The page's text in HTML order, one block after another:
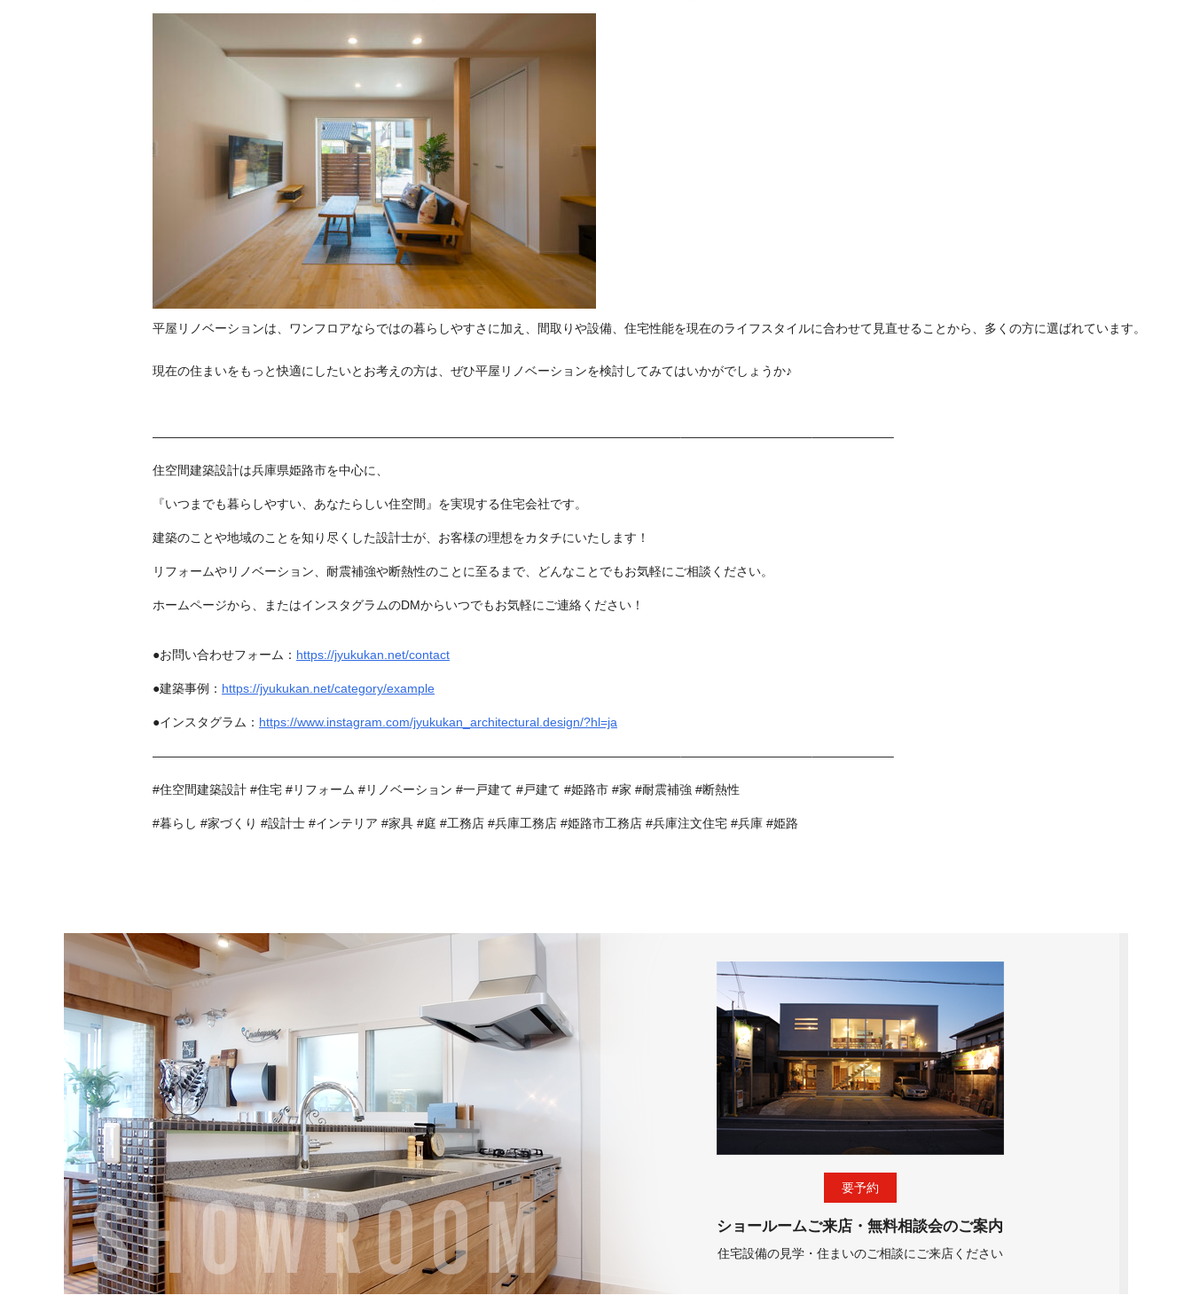
平屋リノベーションは、ワンフロアならではの暮らしやすさに加え、間取りや設備、住宅性能を現在のライフスタイルに合わせて見直せることから、多くの方に選ばれています。
現在の住まいをもっと快適にしたいとお考えの方は、ぜひ平屋リノベーションを検討してみてはいかがでしょうか♪
——————————————————————————————————————————–——————————–——————–
住空間建築設計は兵庫県姫路市を中心に、
『いつまでも暮らしやすい、あなたらしい住空間』を実現する住宅会社です。
建築のことや地域のことを知り尽くした設計士が、お客様の理想をカタチにいたします！
リフォームやリノベーション、耐震補強や断熱性のことに至るまで、どんなことでもお気軽にご相談ください。
ホームページから、またはインスタグラムのDMからいつでもお気軽にご連絡ください！
●お問い合わせフォーム： https://jyukukan.net/contact
●建築事例： https://jyukukan.net/category/example
●インスタグラム： https://www.instagram.com/jyukukan_architectural.design/?hl=ja
——————————————————————————————————————————–——————————–——————–
#住空間建築設計 #住宅 #リフォーム #リノベーション #一戸建て #戸建て #姫路市 #家 #耐震補強 #断熱性
#暮らし #家づくり #設計士 #インテリア #家具 #庭 #工務店 #兵庫工務店 #姫路市工務店 #兵庫注文住宅 #兵庫 #姫路
要予約
ショールームご来店・無料相談会のご案内
住宅設備の見学・住まいのご相談にご来店ください